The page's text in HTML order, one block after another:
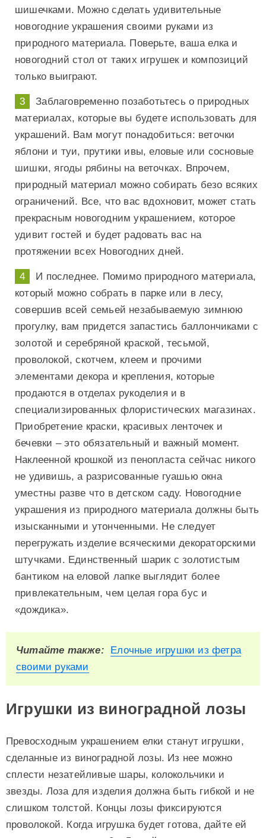
шишечками. Можно сделать удивительные
новогодние украшения своими руками из
природного материала. Поверьте, ваша елка и
новогодний стол от таких игрушек и композиций
только выиграют.
Заблаговременно позаботьтесь о природных
материалах, которые вы будете использовать для
украшений. Вам могут понадобиться: веточки
яблони и туи, прутики ивы, еловые или сосновые
шишки, ягоды рябины на веточках. Впрочем,
природный материал можно собирать безо всяких
ограничений. Все, что вас вдохновит, может стать
прекрасным новогодним украшением, которое
удивит гостей и будет радовать вас на
протяжении всех Новогодних дней.
И последнее. Помимо природного материала,
который можно собрать в парке или в лесу,
совершив всей семьей незабываемую зимнюю
прогулку, вам придется запастись баллончиками с
золотой и серебряной краской, тесьмой,
проволокой, скотчем, клеем и прочими
элементами декора и крепления, которые
продаются в отделах рукоделия и в
специализированных флористических магазинах.
Приобретение краски, красивых ленточек и
бечевки – это обязательный и важный момент.
Наклеенной крошкой из пенопласта сейчас никого
не удивишь, а разрисованные гуашью окна
уместны разве что в детском саду. Новогодние
украшения из природного материала должны быть
изысканными и утонченными. Не следует
перегружать изделие всяческими декораторскими
штучками. Единственный шарик с золотистым
бантиком на еловой лапке выглядит более
привлекательным, чем целая гора бус и
«дождика».
Читайте также:
Елочные игрушки из фетра
своими руками
Игрушки из виноградной лозы
Превосходным украшением елки станут игрушки,
сделанные из виноградной лозы. Из нее можно
сплести незатейливые шары, колокольчики и
звезды. Лоза для изделия должна быть гибкой и не
слишком толстой. Концы лозы фиксируются
проволокой. Когда игрушка будет готова, дайте ей